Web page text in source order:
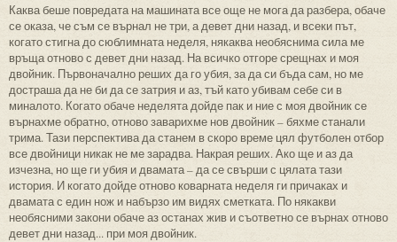
Каква беше повредата на машината все още не мога да разбера, обаче
се оказа, че съм се върнал не три, а девет дни назад, и всеки път,
когато стигна до сюблимната неделя, някаква необяснима сила ме
връща отново с девет дни назад. На всичко отгоре срещнах и моя
двойник. Първоначално реших да го убия, за да си бъда сам, но ме
достраша да не би да се затрия и аз, тъй като убивам себе си в
миналото. Когато обаче неделята дойде пак и ние с моя двойник се
върнахме обратно, отново заварихме нов двойник – бяхме станали
трима. Тази перспектива да станем в скоро време цял футболен отбор
все двойници никак не ме зарадва. Накрая реших. Ако ще и аз да
изчезна, но ще ги убия и двамата – да се свърши с цялата тази
история. И когато дойде отново коварната неделя ги причаках и
двамата с един нож и набързо им видях сметката. По някакви
необясними закони обаче аз останах жив и съответно се върнах отново
девет дни назад... при моя двойник.